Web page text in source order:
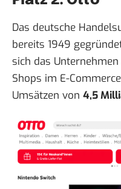
Das deutsche
bereits 1949
sich das
Shops im E-
Umsätzen von 4,5